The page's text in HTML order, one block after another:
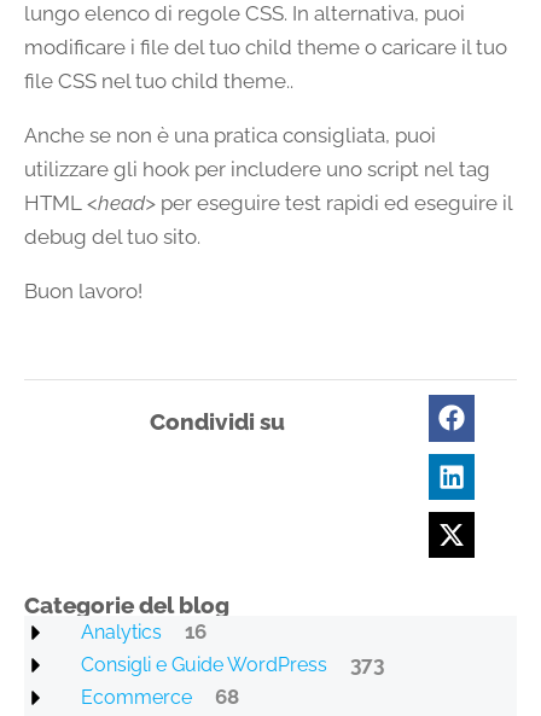
lungo elenco di regole CSS. In alternativa, puoi
modificare i file del tuo child theme o caricare il tuo
file CSS nel tuo child theme..
Anche se non è una pratica consigliata, puoi
utilizzare gli hook per includere uno script nel tag
HTML <head> per eseguire test rapidi ed eseguire il
debug del tuo sito.
Buon lavoro!
Condividi su
Categorie del blog
Analytics 16
Consigli e Guide WordPress 373
Ecommerce 68